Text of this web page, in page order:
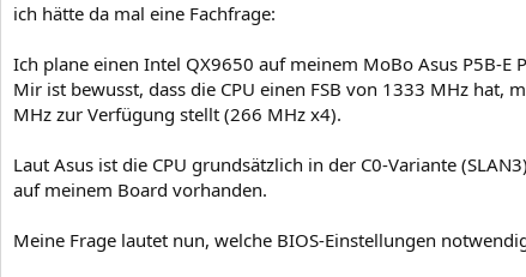
ich hätte da mal eine Fachfrage:
Ich plane einen Intel QX9650 auf meinem MoBo Asus P5B-E
Mir ist bewusst, dass die CPU einen FSB von 1333 MHz hat,
MHz zur Verfügung stellt (266 MHz x4).
Laut Asus ist die CPU grundsätzlich in der C0-Variante
auf meinem Board vorhanden.
Meine Frage lautet nun, welche BIOS-Einstellungen